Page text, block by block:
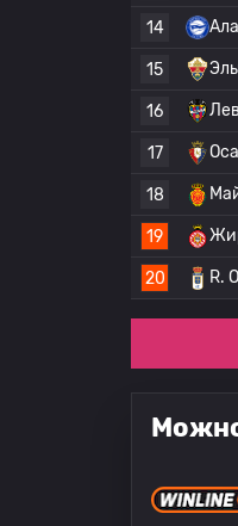
14
15
16
17
18
19
20 R.